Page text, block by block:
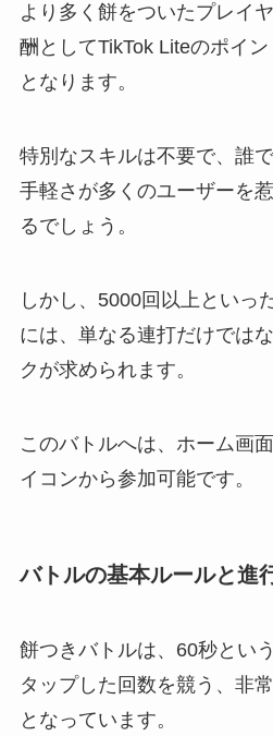
より多く餅をついたプレイ
酬としてTikTok Liteのポイ
となります。
特別なスキルは不要で、誰
手軽さが多くのユーザーを
るでしょう。
しかし、5000回以上といっ
には、単なる連打だけでは
クが求められます。
このバトルへは、ホーム画
イコンから参加可能です。
バトルの基本ルールと進
餅つきバトルは、60秒とい
タップした回数を競う、非
となっています。